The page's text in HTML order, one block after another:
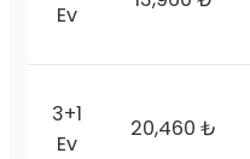
Ev
3+1
Ev
20,460 ₺